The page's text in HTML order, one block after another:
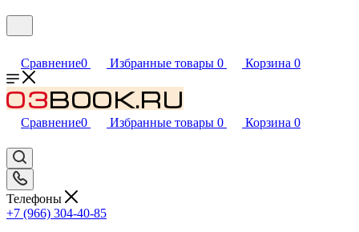
Сравнение0 Избранные товары 0 Корзина 0
Сравнение0 Избранные товары 0 Корзина 0
Телефоны
+7 (966) 304-40-85